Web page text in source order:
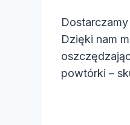
Dzięki nam
powtórki –